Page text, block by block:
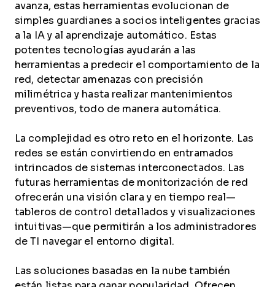
avanza, estas herramientas evolucionan de
simples guardianes a socios inteligentes gracias
a la IA y al aprendizaje automático. Estas
potentes tecnologías ayudarán a las
herramientas a predecir el comportamiento de la
red, detectar amenazas con precisión
milimétrica y hasta realizar mantenimientos
preventivos, todo de manera automática.
La complejidad es otro reto en el horizonte. Las
redes se están convirtiendo en entramados
intrincados de sistemas interconectados. Las
futuras herramientas de monitorización de red
ofrecerán una visión clara y en tiempo real—
tableros de control detallados y visualizaciones
intuitivas—que permitirán a los administradores
de TI navegar el entorno digital.
Las soluciones basadas en la nube también